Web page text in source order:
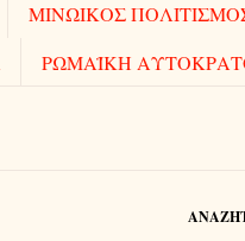
ΜΙΝΩΙΚΟΣ
ΡΩΜΑΪΚΗ